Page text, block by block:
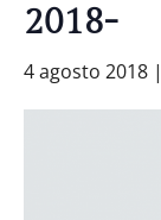
2018-
4 agosto 2018